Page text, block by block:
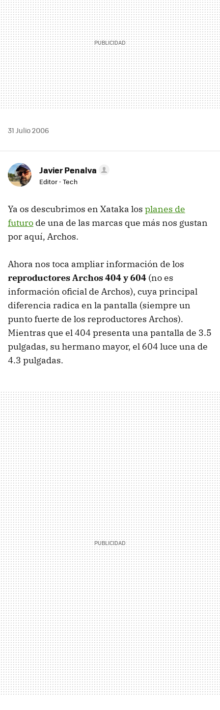
31 Julio 2006
Javier Penalva
Editor - Tech
Ya os descubrimos en Xataka los planes de
futuro de una de las marcas que más nos gustan
por aquí, Archos.
Ahora nos toca ampliar información de los
reproductores Archos 404 y 604 (no es
información oficial de Archos), cuya principal
diferencia radica en la pantalla (siempre un
punto fuerte de los reproductores Archos).
Mientras que el 404 presenta una pantalla de 3.5
pulgadas, su hermano mayor, el 604 luce una de
4.3 pulgadas.